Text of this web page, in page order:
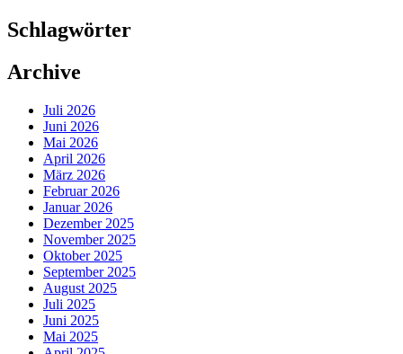
Schlagwörter
Archive
Juli 2026
Juni 2026
Mai 2026
April 2026
März 2026
Februar 2026
Januar 2026
Dezember 2025
November 2025
Oktober 2025
September 2025
August 2025
Juli 2025
Juni 2025
Mai 2025